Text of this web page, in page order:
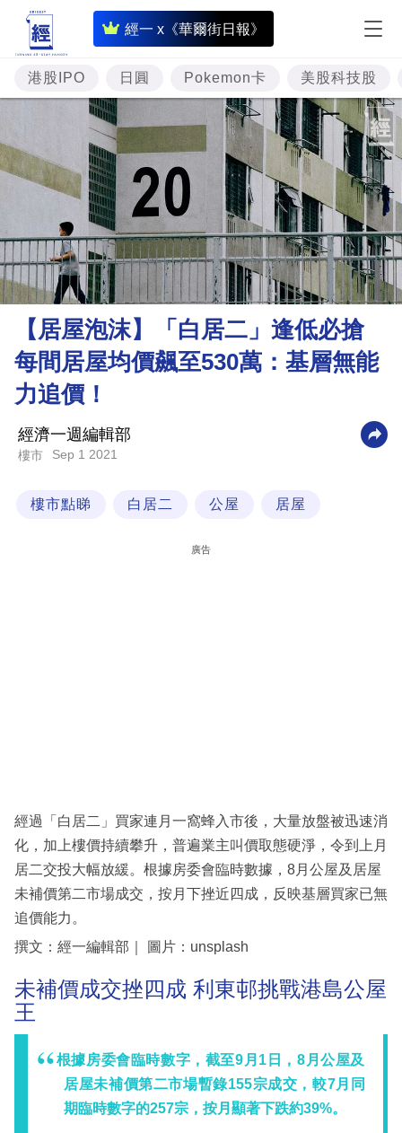
經一 x《華爾街日報》
即
時
財
經
專
題
投
資
樓
市
理
財
商
科
技
港股IPO 日圓 Pokemon卡 美股科技股
【居屋泡沫】「白居二」逢低必搶
每間居屋均價飆至530萬：基層無能
力追價！
經濟一週編輯部
樓市 Sep 1 2021
樓市點睇 白居二 公屋 居屋
廣告
經過「白居二」買家連月一窩蜂入市後，大量放盤被迅速消
化，加上樓價持續攀升，普遍業主叫價取態硬淨，令到上月
居二交投大幅放緩。根據房委會臨時數據，8月公屋及居屋
未補價第二市場成交，按月下挫近四成，反映基層買家已無
追價能力。
撰文：經一編輯部｜ 圖片：unsplash
未補價成交挫四成 利東邨挑戰港島公屋
王
根據房委會臨時數字，截至9月1日，8月公屋及
居屋未補價第二市場暫錄155宗成交，較7月同
期臨時數字的257宗，按月顯著下跌約39%。